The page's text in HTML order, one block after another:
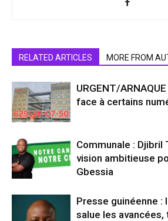
RELATED ARTICLES MORE FROM
URGENT/
face à certains
Communale : Djibril
vision ambitieuse
Gbessia
Presse guinéenne :
salue les avancées,